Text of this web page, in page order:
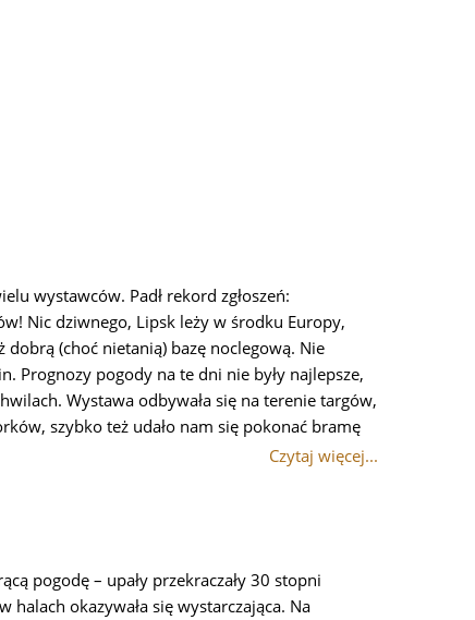
wystawców. Padł rekord zgłoszeń:
Nic dziwnego, Lipsk leży w środku Europy,
dobrą (choć nietanią) bazę noclegową. Nie
Prognozy pogody na te dni nie były najlepsze,
Wystawa odbywała się na terenie targów,
szybko też udało nam się pokonać bramę
Czytaj więcej...
pogodę – upały przekraczały 30 stopni
halach okazywała się wystarczająca. Na